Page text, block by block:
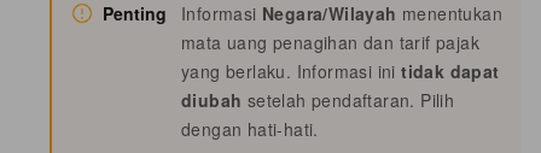
Penting Informasi Negara/Wilayah menentukan
mata uang penagihan dan tarif pajak
yang berlaku. Informasi initidak dapat
diubah setelah pendaftaran. Pilih
dengan hati-hati.